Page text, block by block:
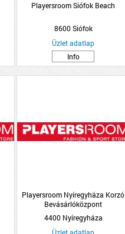
Playersroom Siófok Beach
8600 Siófok
Üzlet adatlap
Info
Playersroom Nyíregyháza Korzó
Bevásárlóközpont
4400 Nyíregyháza